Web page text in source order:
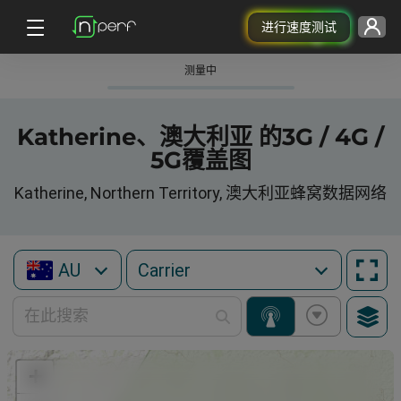
进行速度测试
测量中
Katherine、澳大利亚 的3G / 4G /
5G覆盖图
Katherine, Northern Territory, 澳大利亚蜂窝数据网络
AU